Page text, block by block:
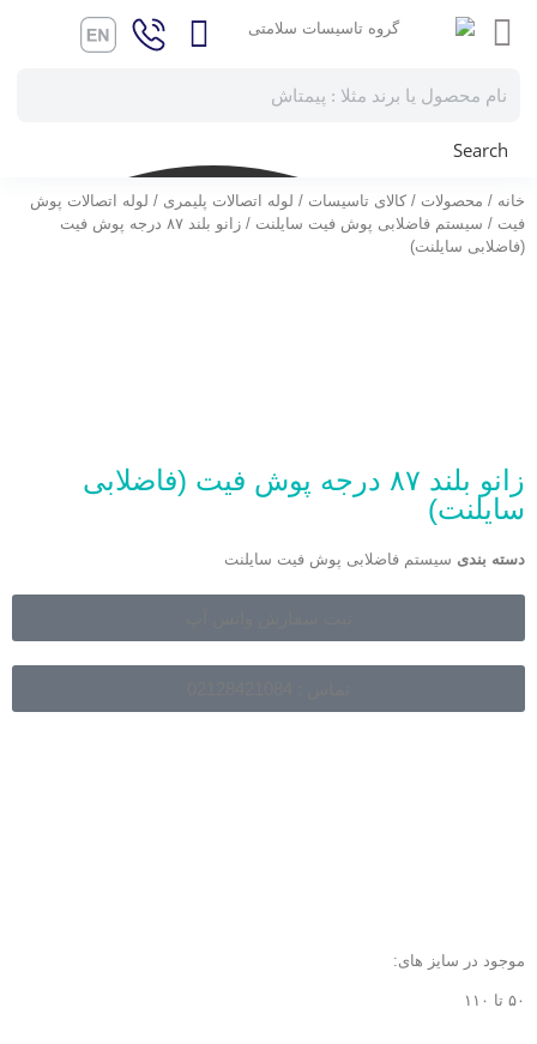
Search
خانه / محصولات / کالای تاسیسات / لوله اتصالات پلیمری / لوله اتصالات پوش
فیت / سیستم فاضلابی پوش فیت سایلنت
/ زانو بلند ۸۷ درجه پوش فیت
(فاضلابی سایلنت)
زانو بلند ۸۷ درجه پوش فیت (فاضلابی
سایلنت)
دسته بندی سیستم فاضلابی پوش فیت سایلنت
موجود در سایز های:
۵۰ تا ۱۱۰